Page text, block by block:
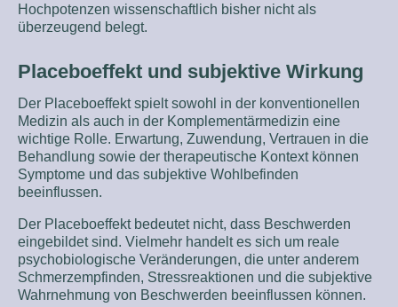
Hochpotenzen wissenschaftlich bisher nicht als
überzeugend belegt.
Placeboeffekt und subjektive Wirkung
Der Placeboeffekt spielt sowohl in der konventionellen
Medizin als auch in der Komplementärmedizin eine
wichtige Rolle. Erwartung, Zuwendung, Vertrauen in die
Behandlung sowie der therapeutische Kontext können
Symptome und das subjektive Wohlbefinden
beeinflussen.
Der Placeboeffekt bedeutet nicht, dass Beschwerden
eingebildet sind. Vielmehr handelt es sich um reale
psychobiologische Veränderungen, die unter anderem
Schmerzempfinden, Stressreaktionen und die subjektive
Wahrnehmung von Beschwerden beeinflussen können.